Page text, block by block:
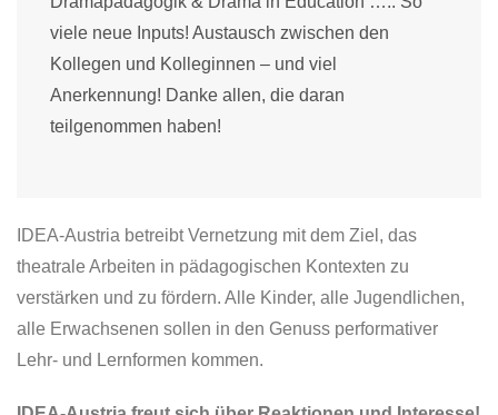
viele neue Inputs! Austausch zwischen den
Kollegen und Kolleginnen – und viel
Anerkennung! Danke allen, die daran
teilgenommen haben!
IDEA-Austria betreibt Vernetzung mit dem Ziel, das
theatrale Arbeiten in pädagogischen Kontexten zu
verstärken und zu fördern. Alle Kinder, alle Jugendlichen,
alle Erwachsenen sollen in den Genuss performativer
Lehr- und Lernformen kommen.